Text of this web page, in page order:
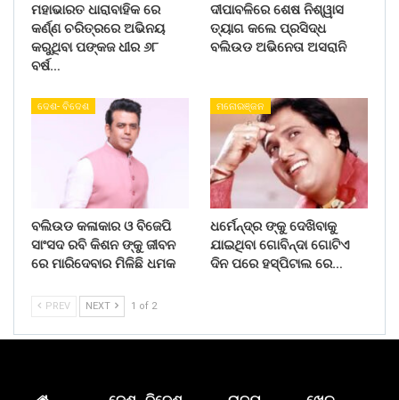
ମହାଭାରତ ଧାରାବାହିକ ରେ
କର୍ଣ୍ଣ ଚରିତ୍ରରେ ଅଭିନୟ
କରୁଥିବା ପଙ୍କଜ ଧୀର ୬୮
ବର୍ଷ…
ଦୀପାବଳିରେ ଶେଷ ନିଶ୍ୱାସ
ତ୍ୟାଗ କଲେ ପ୍ରସିଦ୍ଧ
ବଲିଉଡ ଅଭିନେତା ଅସରାନି
ଦେଶ- ବିଦେଶ
ବଲିଉଡ କଳାକାର ଓ ବିଜେପି
ସାଂସଦ ରବି କିଶନ ଙ୍କୁ ଜୀବନ
ରେ ମାରିଦେବାର ମିଳିଛି ଧମକ
ମନୋରଞ୍ଜନ
ଧର୍ମେନ୍ଦ୍ର ଙ୍କୁ ଦେଖିବାକୁ
ଯାଇଥିବା ଗୋବିନ୍ଦା ଗୋଟିଏ
ଦିନ ପରେ ହସ୍ପିଟାଲ ରେ…
PREV NEXT 1 of 2